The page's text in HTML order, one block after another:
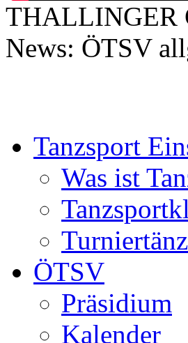
THALLINGER
News: ÖTSV
Tanzsport
Was ist
ÖTSV
Präsidium
Kalender